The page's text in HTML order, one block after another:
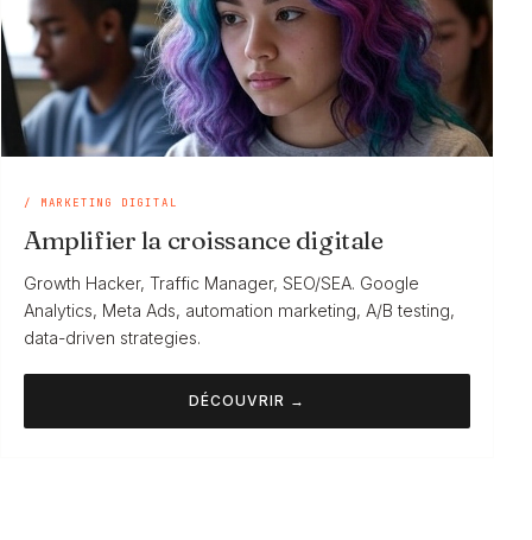
/ MARKETING DIGITAL
Amplifier la croissance digitale
Growth Hacker, Traffic Manager, SEO/SEA. Google
Analytics, Meta Ads, automation marketing, A/B testing,
data-driven strategies.
DÉCOUVRIR →